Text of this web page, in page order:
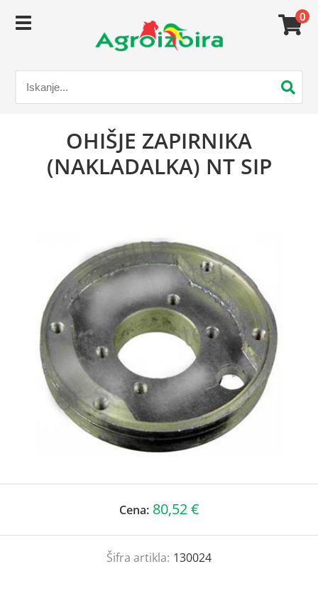
0
OHIŠJE ZAPIRNIKA
(NAKLADALKA) NT SIP
Cena: 80,52 €
Šifra artikla: 130024